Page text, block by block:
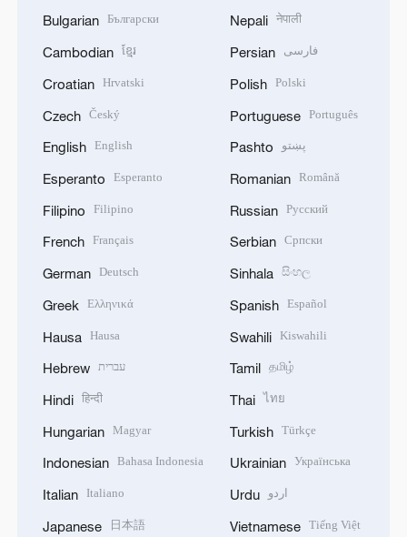
Bulgarian Български
Cambodian ខ្មែរ
Croatian Hrvatski
Czech Český
English English
Esperanto Esperanto
Filipino Filipino
French Français
German Deutsch
Greek Ελληνικά
Hausa Hausa
Hebrew עברית
Hindi हिन्दी
Hungarian Magyar
Indonesian Bahasa Indonesia
Italian Italiano
Japanese 日本語
Nepali नेपाली
Persian فارسی
Polish Polski
Portuguese Português
Pashto پښتو
Romanian Română
Russian Русский
Serbian Српски
Sinhala සිංහල
Spanish Español
Swahili Kiswahili
Tamil தமிழ்
Thai ไทย
Turkish Türkçe
Ukrainian Українська
Urdu اردو
Vietnamese Tiếng Việt